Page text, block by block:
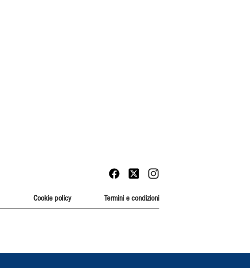
Cookie policy Termini e condizioni